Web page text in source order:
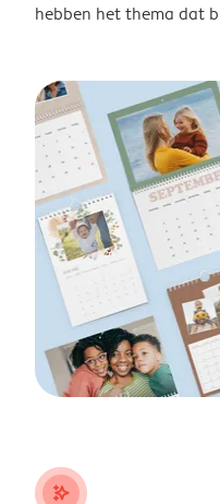
hebben het thema dat
stars_plus